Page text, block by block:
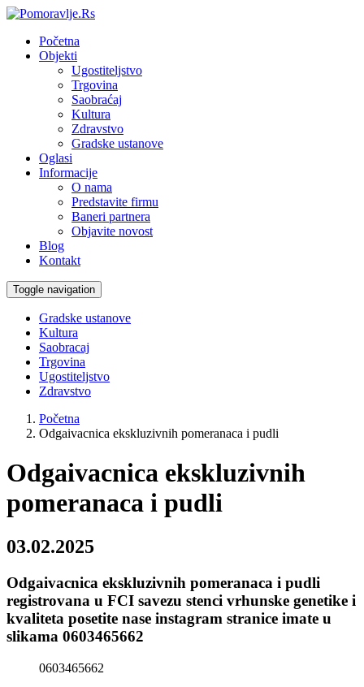
Početna
Objekti
Ugostiteljstvo
Trgovina
Saobraćaj
Kultura
Zdravstvo
Gradske ustanove
Oglasi
Informacije
O nama
Predstavite firmu
Baneri partnera
Objavite novost
Blog
Kontakt
Toggle navigation
Gradske ustanove
Kultura
Saobracaj
Trgovina
Ugostiteljstvo
Zdravstvo
Početna
Odgaivacnica ekskluzivnih pomeranaca i pudli
Odgaivacnica ekskluzivnih
pomeranaca i pudli
03.02.2025
Odgaivacnica ekskluzivnih pomeranaca i pudli
registrovana u FCI savezu stenci vrhunske genetike i
kvaliteta posetite nase instagram stranice imate u
slikama 0603465662
0603465662